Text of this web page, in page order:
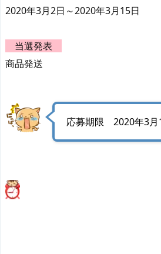
2020年3月2日～2020年3月15日
当選発表
商品発送
応募期限 2020年3月